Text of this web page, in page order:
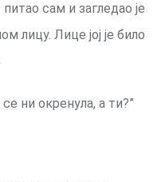
сам и загледао је
лицу. Лице јој је било
ни окренула, а ти?”